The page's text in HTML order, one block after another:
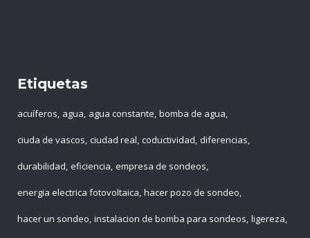
Etiquetas
acuíferos agua agua constante bomba de agua
ciuda de vascos ciudad real coductividad diferencias
durabilidad eficiencia empresa de sondeos
energia electrica fotovoltaica hacer pozo de sondeo
hacer un sondeo instalacion de bomba para sondeos ligereza